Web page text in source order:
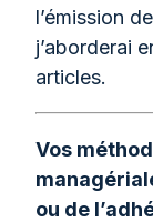
l’émission
j’aborderai
articles.
Vos
ou de